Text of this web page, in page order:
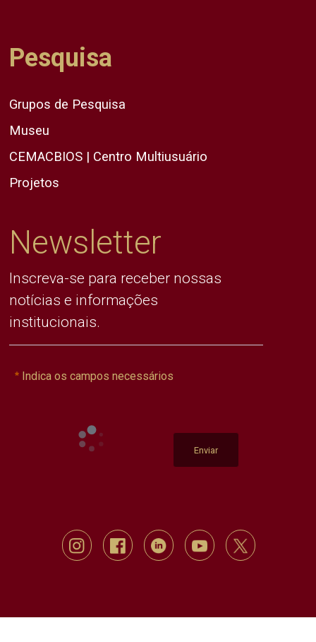
Pesquisa
Grupos de Pesquisa
Museu
CEMACBIOS | Centro Multiusuário
Projetos
Newsletter
Inscreva-se para receber nossas
notícias e informações
institucionais.
Indica os campos necessários
Enviar